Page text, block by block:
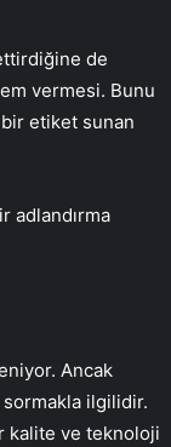
de
vermesi. Bunu
etiket sunan
adlandırma
Ancak
ilgilidir.
kalite ve teknoloji